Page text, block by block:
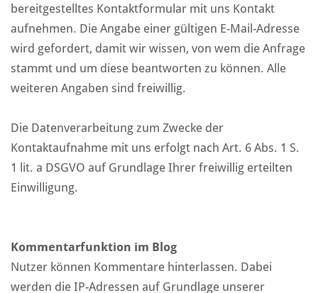
bereitgestelltes Kontaktformular mit uns Kontakt
aufnehmen. Die Angabe einer gültigen E-Mail-Adresse
wird gefordert, damit wir wissen, von wem die Anfrage
stammt und um diese beantworten zu können. Alle
weiteren Angaben sind freiwillig.
Die Datenverarbeitung zum Zwecke der
Kontaktaufnahme mit uns erfolgt nach Art. 6 Abs. 1 S.
1 lit. a DSGVO auf Grundlage Ihrer freiwillig erteilten
Einwilligung.
Kommentarfunktion im Blog
Nutzer können Kommentare hinterlassen. Dabei
werden die IP-Adressen auf Grundlage unserer